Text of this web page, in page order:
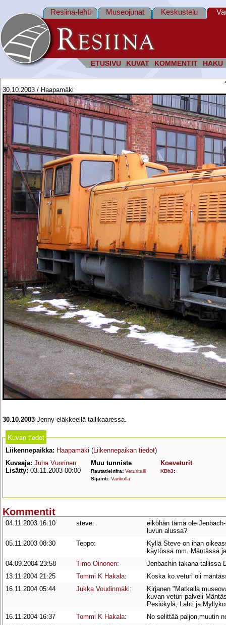
ETUSIVU KUVAT KOMMENTIT HAKU
Resiina-lehti Museojunat Keskustelu
30.10.2003 / Haapamäki
30.10.2003 Jenny eläkkeellä tallikaaressa.
Kuvan tiedot
Liikennepaikka: Haapamäki (Liikennepaikan tiedot)
Kuvaaja: Juha Vuorinen
Lisätty: 03.11.2003 00:00
Muu tunniste
Rautatieinfra: Veturitalli
Sijainti: Varikolla
Koeveturit
KDh3:
Kommentit
04.11.2003 16:10 steve:
eiköhän tämä ole
luvun alussa?
05.11.2003 08:30
Teppo:
Kyllä Steve on ihan
käytössä mm. Mäntässä
04.09.2004 23:58
Timo Oinonen:
Jenbachin takana tallissa
13.11.2004 21:25
Tommi K Hakala:
Koska ko.veturi oli
16.11.2004 05:44
Jukka Voudinmäki:
Kirjanen "Matkalla
kuvan veturi palveli
Pesiökylä, Lahti ja
16.11.2004 16:37
Tommi K Hakala:
No selittää paljon,muutin